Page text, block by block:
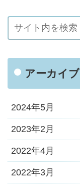
アーカイブ
2024年5月
2023年2月
2022年4月
2022年3月